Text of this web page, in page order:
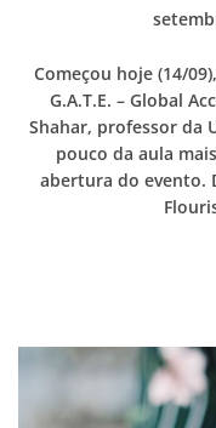
Começou hoje (14/
G.A.T.E. – Global
Shahar, professor da
pouco da aula
abertura do evento.